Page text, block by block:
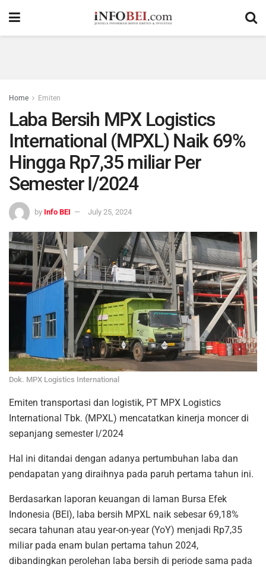
Home Emiten
Laba Bersih MPX Logistics
International (MPXL) Naik 69%
Hingga Rp7,35 miliar Per
Semester I/2024
by Info BEI July 25, 2024
Dok. MPX Logistics International
Emiten transportasi dan logistik, PT MPX Logistics
International Tbk. (MPXL) mencatatkan kinerja moncer di
sepanjang semester I/2024
Hal ini ditandai dengan adanya pertumbuhan laba dan
pendapatan yang diraihnya pada paruh pertama tahun ini.
Berdasarkan laporan keuangan di laman Bursa Efek
Indonesia (BEI), laba bersih MPXL naik sebesar 69,18%
secara tahunan atau year-on-year (YoY) menjadi Rp7,35
miliar pada enam bulan pertama tahun 2024,
dibandingkan perolehan laba bersih di periode sama pada